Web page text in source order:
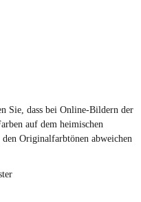
Sie, dass bei Online-Bildern der
auf dem heimischen
Originalfarbtönen abweichen